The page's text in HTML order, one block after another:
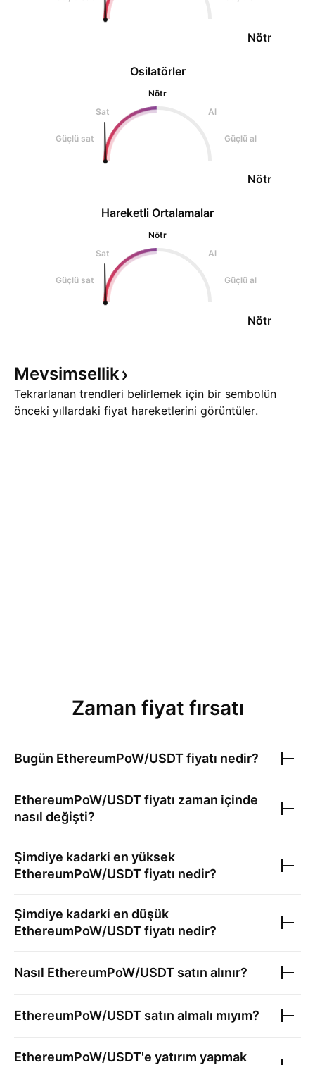
Osilatörler
Nötr
Sat
Al
Güçlü sat Güçlü al
Nötr
Nötr
Hareketli Ortalamalar
Nötr
Sat
Al
Güçlü sat Güçlü al
Nötr
Mevsimsellik
Tekrarlanan trendleri belirlemek için bir sembolün
önceki yıllardaki fiyat hareketlerini görüntüler.
Zaman fiyat fırsatı
Bugün EthereumPoW/USDTfiyatı nedir?
EthereumPoW/USDTfiyatı zaman içinde
nasıl değişti?
Şimdiye kadarki en yüksek
EthereumPoW/USDTfiyatı nedir?
Şimdiye kadarki en düşük
EthereumPoW/USDTfiyatı nedir?
Nasıl EthereumPoW/USDT satın alınır?
EthereumPoW/USDT satın almalı mıyım?
EthereumPoW/USDT'e yatırım yapmak